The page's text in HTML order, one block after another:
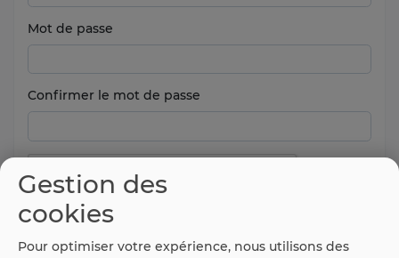
Mot de passe
Confirmer le mot de passe
Gestion des
cookies
Pour optimiser votre expérience, nous utilisons des